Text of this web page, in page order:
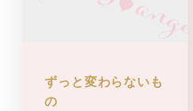
ずっと変わらないも
の